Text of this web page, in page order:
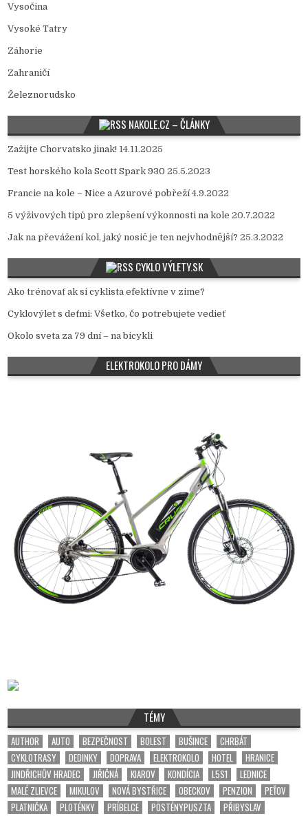
Vysočina
Vysoké Tatry
Záhorie
Zahraničí
Železnorudsko
NAKOLE.CZ – ČLÁNKY
Zažijte Chorvatsko jinak! 14.11.2025
Test horského kola Scott Spark 930 25.5.2023
Francie na kole – Nice a Azurové pobřeží 4.9.2022
5 výživových tipů pro zlepšení výkonnosti na kole 20.7.2022
Jak na převážení kol, jaký nosič je ten nejvhodnější? 25.3.2022
CYKLO VÝLETY.SK
Ako trénovať ak si cyklista efektívne v zime?
Cyklovýlet s deťmi: Všetko, čo potrebujete vedieť
Okolo sveta za 79 dní – na bicykli
ELEKTROKOLO PRO DÁMY
TÉMY
AUTHOR AUTO BEZPEČNOST BOLEST BUŠINCE
CHRBÁT
CYKLOTRASY
DEDINKY DOPRAVA ELEKTROKOLO HOTEL
HRANICE
JINDŘICHŮV HRADEC
JIŘIČNÁ KIAROV KONDÍCIA L5S1
LEDNICE
MALÉ ZLIEVCE
MIKULOV NOVÁ BYSTŘICE OBECKOV PENZION
PEŤOV
PLATNIČKA
PLOTÉNKY PRÍBELCE PÖSTÉNYPUSZTA
PŘIBYSLAV